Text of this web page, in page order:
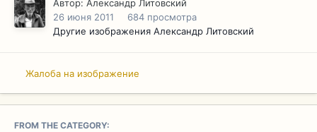
Автор: Александр Литовский
26 июня 2011
684 просмотра
Другие изображения Александр Литовский
Жалоба на изображение
FROM THE CATEGORY: